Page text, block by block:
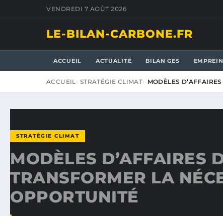
VENDREDI 7 AOÛT 2026
LE-BILAN-CARBONE.FR
ACCUEIL ACTUALITÉ BILAN GES
ACCUEIL STRATÉGIE CLIMAT MODÈLES
STRATÉGIE CLIMAT
MODÈLES D’AFFAIRES
TRANSFORMER LA
OPPORTUNITÉ